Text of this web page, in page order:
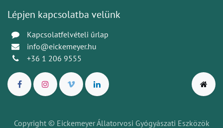
Lépjen kapcsolatba velünk
Kapcsolatfelvételi űrlap
info@eickemeyer.hu
+36 1 206 9555
Copyright © Eickemeyer Állatorvosi Gyógyászati Eszközök